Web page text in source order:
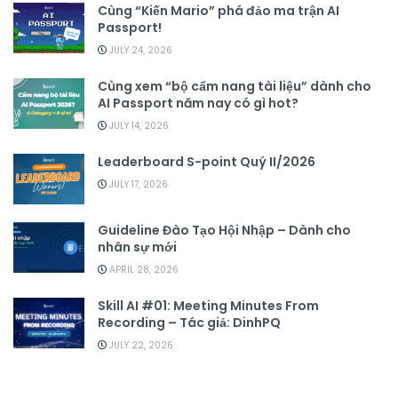
Cùng “Kiến Mario” phá đảo ma trận AI
Passport!
JULY 24, 2026
Cùng xem “bộ cẩm nang tài liệu” dành cho
AI Passport năm nay có gì hot?
JULY 14, 2026
Leaderboard S-point Quý II/2026
JULY 17, 2026
Guideline Đào Tạo Hội Nhập – Dành cho
nhân sự mới
APRIL 28, 2026
Skill AI #01: Meeting Minutes From
Recording – Tác giả: DinhPQ
JULY 22, 2026